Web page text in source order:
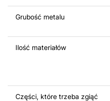
poprzez dodanie tekstu,
albo wprowadzenie innych
potrzeb. Jeśli
metalowego produktu,
Jeśli masz jakiekolwiek
pomocy, skontaktuj się z
Grubość metalu
Ilość materiałów
Części, które trzeba zgiąć